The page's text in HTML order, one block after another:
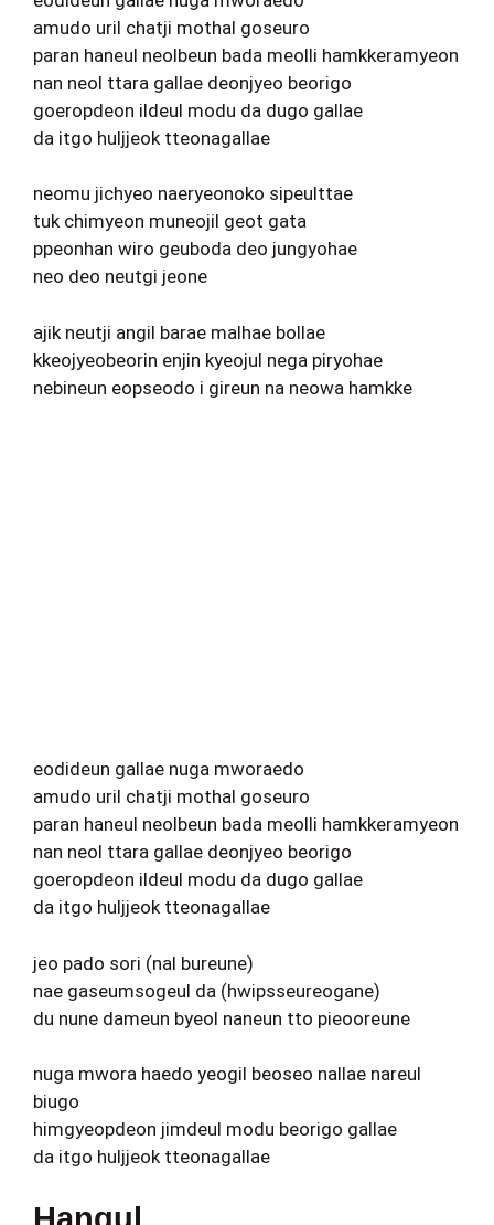
amudo uril chatji mothal goseuro
paran haneul neolbeun bada meolli hamkkeramyeon
nan neol ttara gallae deonjyeo beorigo
goeropdeon ildeul modu da dugo gallae
da itgo huljjeok tteonagallae
neomu jichyeo naeryeonoko sipeulttae
tuk chimyeon muneojil geot gata
ppeonhan wiro geuboda deo jungyohae
neo deo neutgi jeone
ajik neutji angil barae malhae bollae
kkeojyeobeorin enjin kyeojul nega piryohae
nebineun eopseodo i gireun na neowa hamkke
eodideun gallae nuga mworaedo
amudo uril chatji mothal goseuro
paran haneul neolbeun bada meolli hamkkeramyeon
nan neol ttara gallae deonjyeo beorigo
goeropdeon ildeul modu da dugo gallae
da itgo huljjeok tteonagallae
jeo pado sori (nal bureune)
nae gaseumsogeul da (hwipsseureogane)
du nune dameun byeol naneun tto pieooreune
nuga mwora haedo yeogil beoseo nallae nareul
biugo
himgyeopdeon jimdeul modu beorigo gallae
da itgo huljjeok tteonagallae